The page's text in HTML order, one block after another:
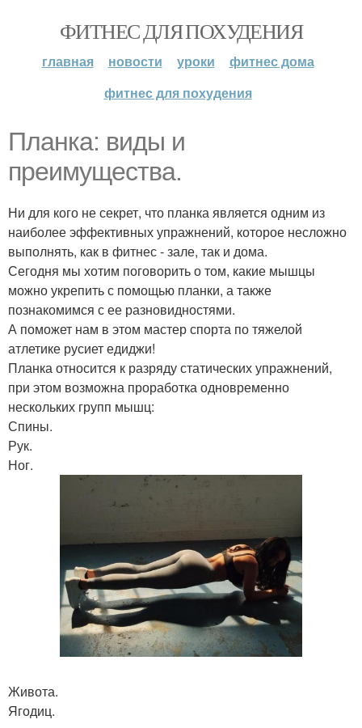
ФИТНЕС ДЛЯ ПОХУДЕНИЯ
главная новости уроки
фитнес дома
фитнес для похудения
Планка: виды и
преимущества.
Ни для кого не секрет, что планка является одним из
наиболее эффективных упражнений, которое несложно
выполнять, как в фитнес - зале, так и дома.
Сегодня мы хотим поговорить о том, какие мышцы
можно укрепить с помощью планки, а также
познакомимся с ее разновидностями.
А поможет нам в этом мастер спорта по тяжелой
атлетике русиет едиджи!
Планка относится к разряду статических упражнений,
при этом возможна проработка одновременно
нескольких групп мышц:
Спины.
Рук.
Ног.
Живота.
Ягодиц.